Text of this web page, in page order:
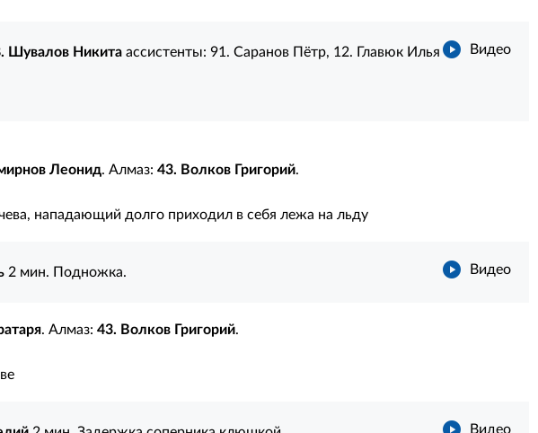
Видео
Шувалов Никитаассистенты: 91. Саранов Пётр, 12. Главюк Илья
Леонид. Алмаз: 43. Волков Григорий.
нападающий долго приходил в себя лежа на льду
Видео
2 мин. Подножка.
. Алмаз: 43. Волков Григорий.
Видео